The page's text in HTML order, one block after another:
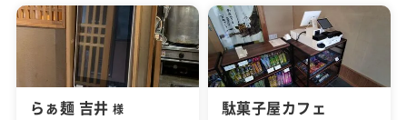
らぁ麺 吉井 様
駄菓子屋カフェ